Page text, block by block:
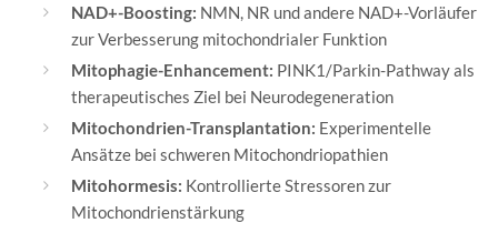
NAD+-Boosting: NMN, NR und andere NAD+-Vorläufer
zur Verbesserung mitochondrialer Funktion
Mitophagie-Enhancement: PINK1/Parkin-Pathway als
therapeutisches Ziel bei Neurodegeneration
Mitochondrien-Transplantation: Experimentelle
Ansätze bei schweren Mitochondriopathien
Mitohormesis: Kontrollierte Stressoren zur
Mitochondrienstärkung